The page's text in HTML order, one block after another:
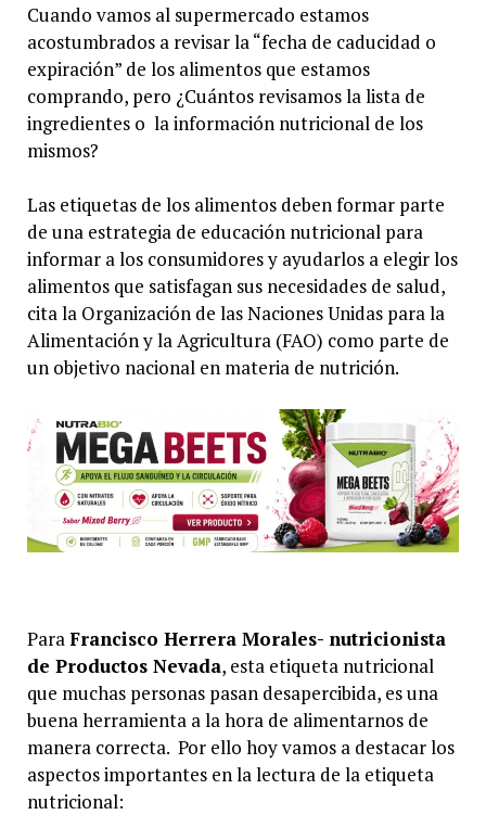
Cuando vamos al supermercado estamos
acostumbrados a revisar la “fecha de caducidad o
expiración” de los alimentos que estamos
comprando, pero ¿Cuántos revisamos la lista de
ingredientes o la información nutricional de los
mismos?
Las etiquetas de los alimentos deben formar parte
de una estrategia de educación nutricional para
informar a los consumidores y ayudarlos a elegir los
alimentos que satisfagan sus necesidades de salud,
cita la Organización de las Naciones Unidas para la
Alimentación y la Agricultura (FAO) como parte de
un objetivo nacional en materia de nutrición.
ParaFrancisco Herrera Morales- nutricionista
de Productos Nevada, esta etiqueta nutricional
que muchas personas pasan desapercibida, es una
buena herramienta a la hora de alimentarnos de
manera correcta. Por ello hoy vamos a destacar los
aspectos importantes en la lectura de la etiqueta
nutricional: